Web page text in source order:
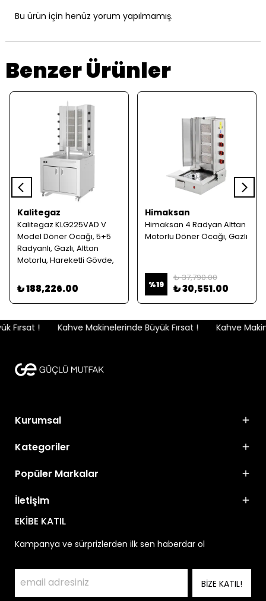
Bu ürün için henüz yorum yapılmamış.
Benzer Ürünler
Kalitegaz
Kalitegaz KLG225VAD V
Model Döner Ocağı, 5+5
Radyanlı, Gazlı, Alttan
Motorlu, Hareketli Gövde,
₺ 188,226.00
Himaksan
Himaksan 4 Radyan Alttan
Motorlu Döner Ocağı, Gazlı
%19
₺ 37,790.00
₺ 30,551.00
Fırsat ! Kahve Makinelerinde Büyük Fırsat ! Kahve
Kurumsal
Kategoriler
Popüler Markalar
İletişim
EKİBE KATIL
Kampanya ve sürprizlerden ilk sen haberdar ol
BİZE KATIL!